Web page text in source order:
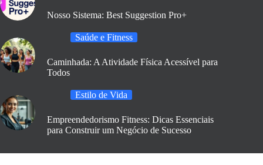
Nosso Sistema: Best Suggestion Pro+
Saúde e Fitness
Caminhada: A Atividade Física Acessível para
Todos
Estilo de Vida
Empreendedorismo Fitness: Dicas Essenciais
para Construir um Negócio de Sucesso